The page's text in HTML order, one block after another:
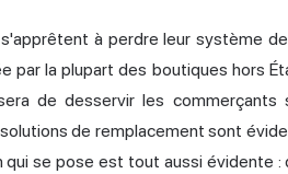
à perdre leur système
par la plupart des boutiques hors
de desservir les
de remplacement sont
qui se pose est tout aussi évidente